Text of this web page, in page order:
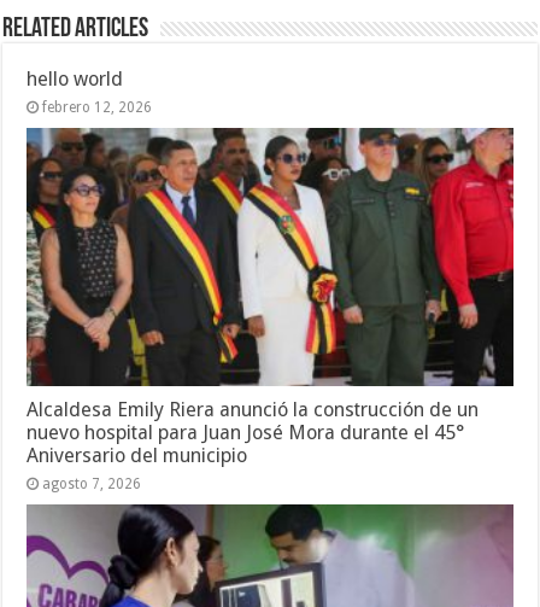
Related Articles
hello world
febrero 12, 2026
Alcaldesa Emily Riera anunció la construcción de un
nuevo hospital para Juan José Mora durante el 45°
Aniversario del municipio
agosto 7, 2026